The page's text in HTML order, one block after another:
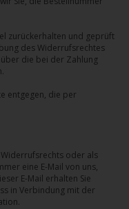
zurückerhalten und geprüft
des Widerrufsrechtes
die bei der Zahlung
entgegen, die per
oder als
eine E-Mail von uns,
E-Mail erhalten Sie
in Verbindung mit der